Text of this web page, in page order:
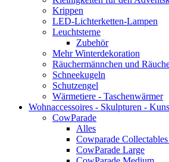
Krippen
LED-Lichterketten-Lampen
Leuchtsterne
Zubehör
Mehr Winterdekoration
Räuchermännchen und
Schneekugeln
Schutzengel
Wärmetiere - Taschenwärmer
Wohnaccessoires - Skulpturen -
CowParade
Alles
Cowparade
CowParade Large